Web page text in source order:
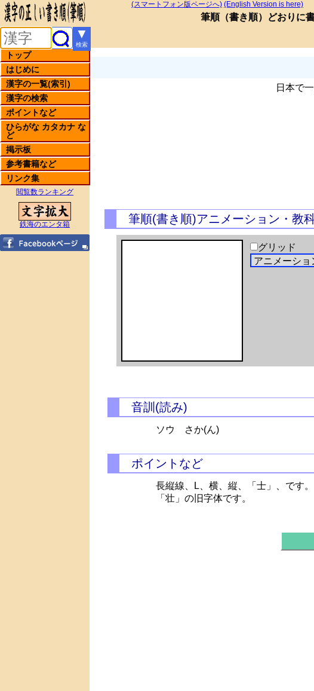
(スマートフォン版ページへ) (English Version is here)
筆順（書き順）どおりに
▼
検索
トップ
はじめに
漢字の一覧(索引)
漢字の検索
ポイントなど
ひらがな カタカナ な
ど
掲示板
参考書籍など
リンク集
閲覧数ランキング
鉄海のエンタ箱
日本で
筆順(書き順)アニメーション・教
グリッド
音訓(読み)
ソウ さか(ん)
ポイントなど
長縦線、L、横、縦、「士」、です。
「壮」の旧字体です。